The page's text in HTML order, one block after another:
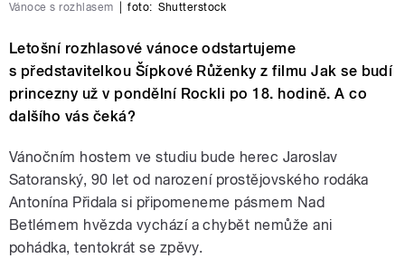
Vánoce s rozhlasem foto: Shutterstock
Letošní rozhlasové vánoce odstartujeme
s představitelkou Šípkové Růženky z filmu Jak se budí
princezny už v pondělní Rockli po 18. hodině. A co
dalšího vás čeká?
Vánočním hostem ve studiu bude herec Jaroslav
Satoranský, 90 let od narození prostějovského rodáka
Antonína Přidala si připomeneme pásmem Nad
Betlémem hvězda vychází a chybět nemůže ani
pohádka, tentokrát se zpěvy.